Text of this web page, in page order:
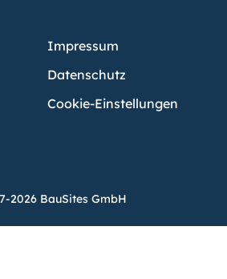
Impressum
Datenschutz
Cookie-Einstellungen
2026 BauSites GmbH